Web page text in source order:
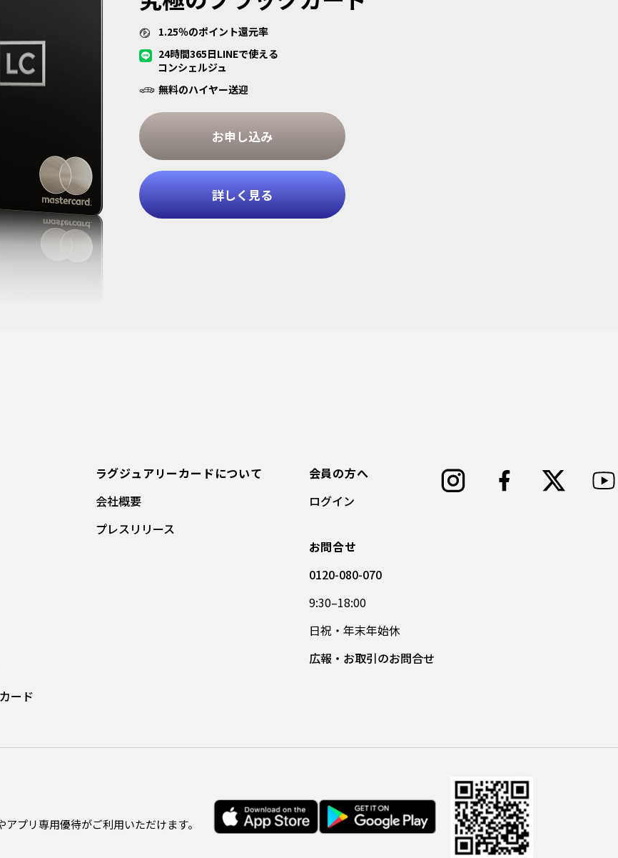
1.25％のポイント還元率
24時間365日LINEで使える
コンシェルジュ
無料のハイヤー送迎
お申し込み
詳しく見る
ード
ラグジュアリーカードについて
会社概要
プレスリリース
会員の方へ
ログイン
お問合せ
0120-080-070
9:30–18:00
日祝・年末年始休
広報・お取引のお問合せ
プリ専用優待がご利用いただけます。